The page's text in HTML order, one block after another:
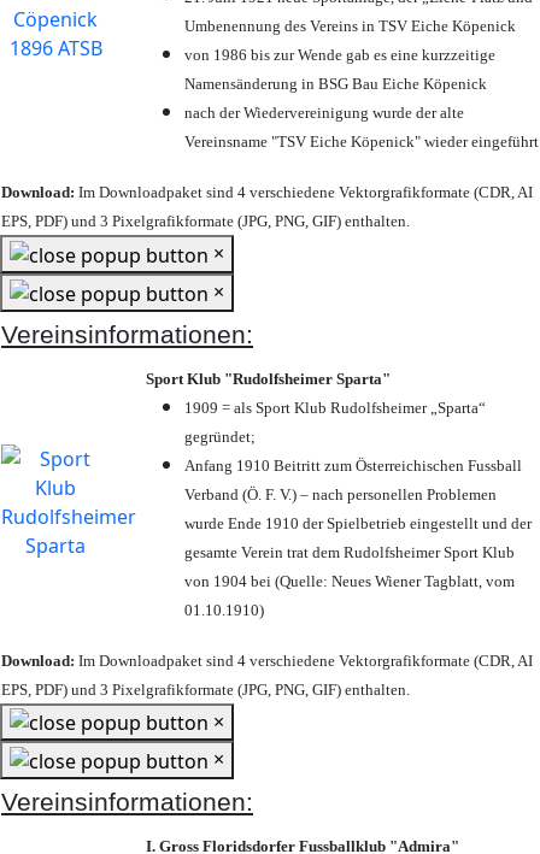
Umbenennung des Vereins in TSV Eiche Köpenick
von 1986 bis zur Wende gab es eine kurzzeitige
Namensänderung in BSG Bau Eiche Köpenick
nach der Wiedervereinigung wurde der alte
Vereinsname "TSV Eiche Köpenick" wieder eingeführt
Download: Im Downloadpaket sind 4 verschiedene Vektorgrafikformate (CDR, AI
EPS, PDF) und 3 Pixelgrafikformate (JPG, PNG, GIF) enthalten.
×
×
Vereinsinformationen:
Sport Klub "Rudolfsheimer Sparta"
1909 = als Sport Klub Rudolfsheimer „Sparta“
gegründet;
Anfang 1910 Beitritt zum Österreichischen Fussball
Verband (Ö. F. V.) – nach personellen Problemen
wurde Ende 1910 der Spielbetrieb eingestellt und der
gesamte Verein trat dem Rudolfsheimer Sport Klub
von 1904 bei (Quelle: Neues Wiener Tagblatt, vom
01.10.1910)
Download: Im Downloadpaket sind 4 verschiedene Vektorgrafikformate (CDR, AI
EPS, PDF) und 3 Pixelgrafikformate (JPG, PNG, GIF) enthalten.
×
×
Vereinsinformationen:
I. Gross Floridsdorfer Fussballklub "Admira"